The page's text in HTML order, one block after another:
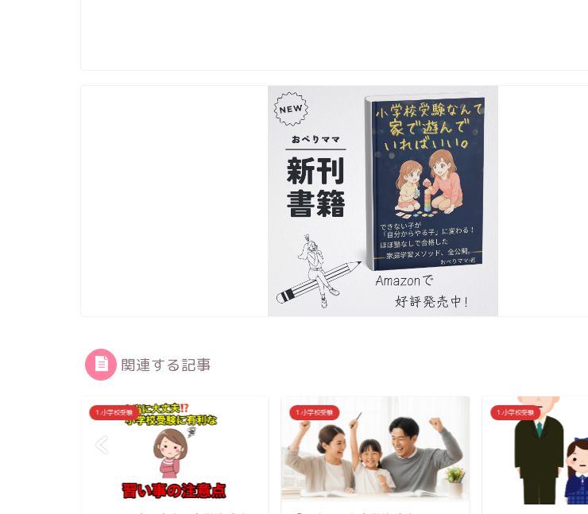
関連する記事
1.小学校受験 1.小学校受験 1.小学校受験